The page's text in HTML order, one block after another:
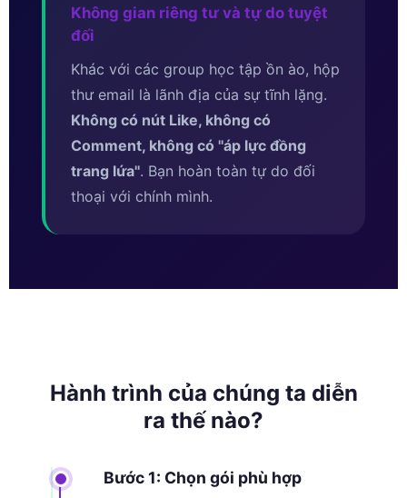
Không gian riêng tư và tự do tuyệt
đối
Khác với các group học tập ồn ào, hộp
thư email là lãnh địa của sự tĩnh lặng.
Không có nút Like, không có
Comment, không có ''áp lực đồng
trang lứa''. Bạn hoàn toàn tự do đối
thoại với chính mình.
Hành trình của chúng ta diễn
ra thế nào?
Bước 1: Chọn gói phù hợp